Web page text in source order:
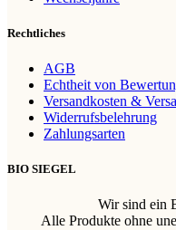
Rechtliches
AGB
Echtheit von
Versandkosten &
Widerrufsbelehrung
Zahlungsarten
BIO SIEGEL
Wir sind ein
Alle Produkte ohne